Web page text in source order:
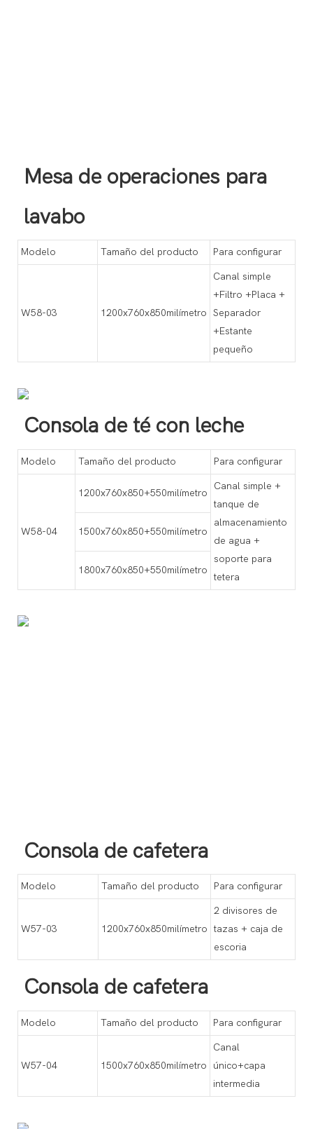
Mesa de operaciones para
lavabo
Modelo Tamaño del producto Para configurar
W58-03 1200x760x850milímetro
Canal simple
+Filtro +Placa +
Separador
+Estante
pequeño
Consola de té con leche
Modelo Tamaño del producto Para configurar
W58-04
1200x760x850+550milímetro
Canal simple +
tanque de
almacenamiento
de agua +
soporte para
tetera
1500x760x850+550milímetro
1800x760x850+550milímetro
Consola de cafetera
Modelo Tamaño del producto Para configurar
W57-03 1200x760x850milímetro
2 divisores de
tazas + caja de
escoria
Consola de cafetera
Modelo Tamaño del producto Para configurar
W57-04 1500x760x850milímetro
Canal
único+capa
intermedia